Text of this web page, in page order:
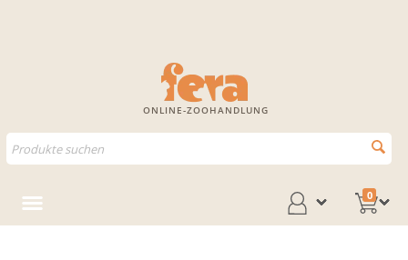
ONLINE-ZOOHANDLUNG
0